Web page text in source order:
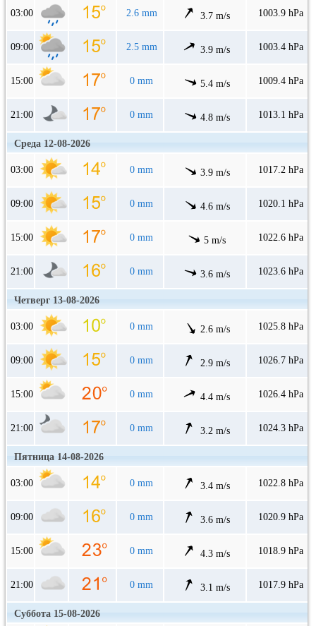
03:00 2.6 mm 3.7 m/s 1003.9 hPa
09:00 2.5 mm 3.9 m/s 1003.4 hPa
15:00 0 mm 5.4 m/s 1009.4 hPa
21:00 0 mm 4.8 m/s 1013.1 hPa
Среда 12-08-2026
03:00 0 mm 3.9 m/s 1017.2 hPa
09:00 0 mm 4.6 m/s 1020.1 hPa
15:00 0 mm 5 m/s 1022.6 hPa
21:00 0 mm 3.6 m/s 1023.6 hPa
Четверг 13-08-2026
03:00 0 mm 2.6 m/s 1025.8 hPa
09:00 0 mm 2.9 m/s 1026.7 hPa
15:00 0 mm 4.4 m/s 1026.4 hPa
21:00 0 mm 3.2 m/s 1024.3 hPa
Пятница 14-08-2026
03:00 0 mm 3.4 m/s 1022.8 hPa
09:00 0 mm 3.6 m/s 1020.9 hPa
15:00 0 mm 4.3 m/s 1018.9 hPa
21:00 0 mm 3.1 m/s 1017.9 hPa
Суббота 15-08-2026